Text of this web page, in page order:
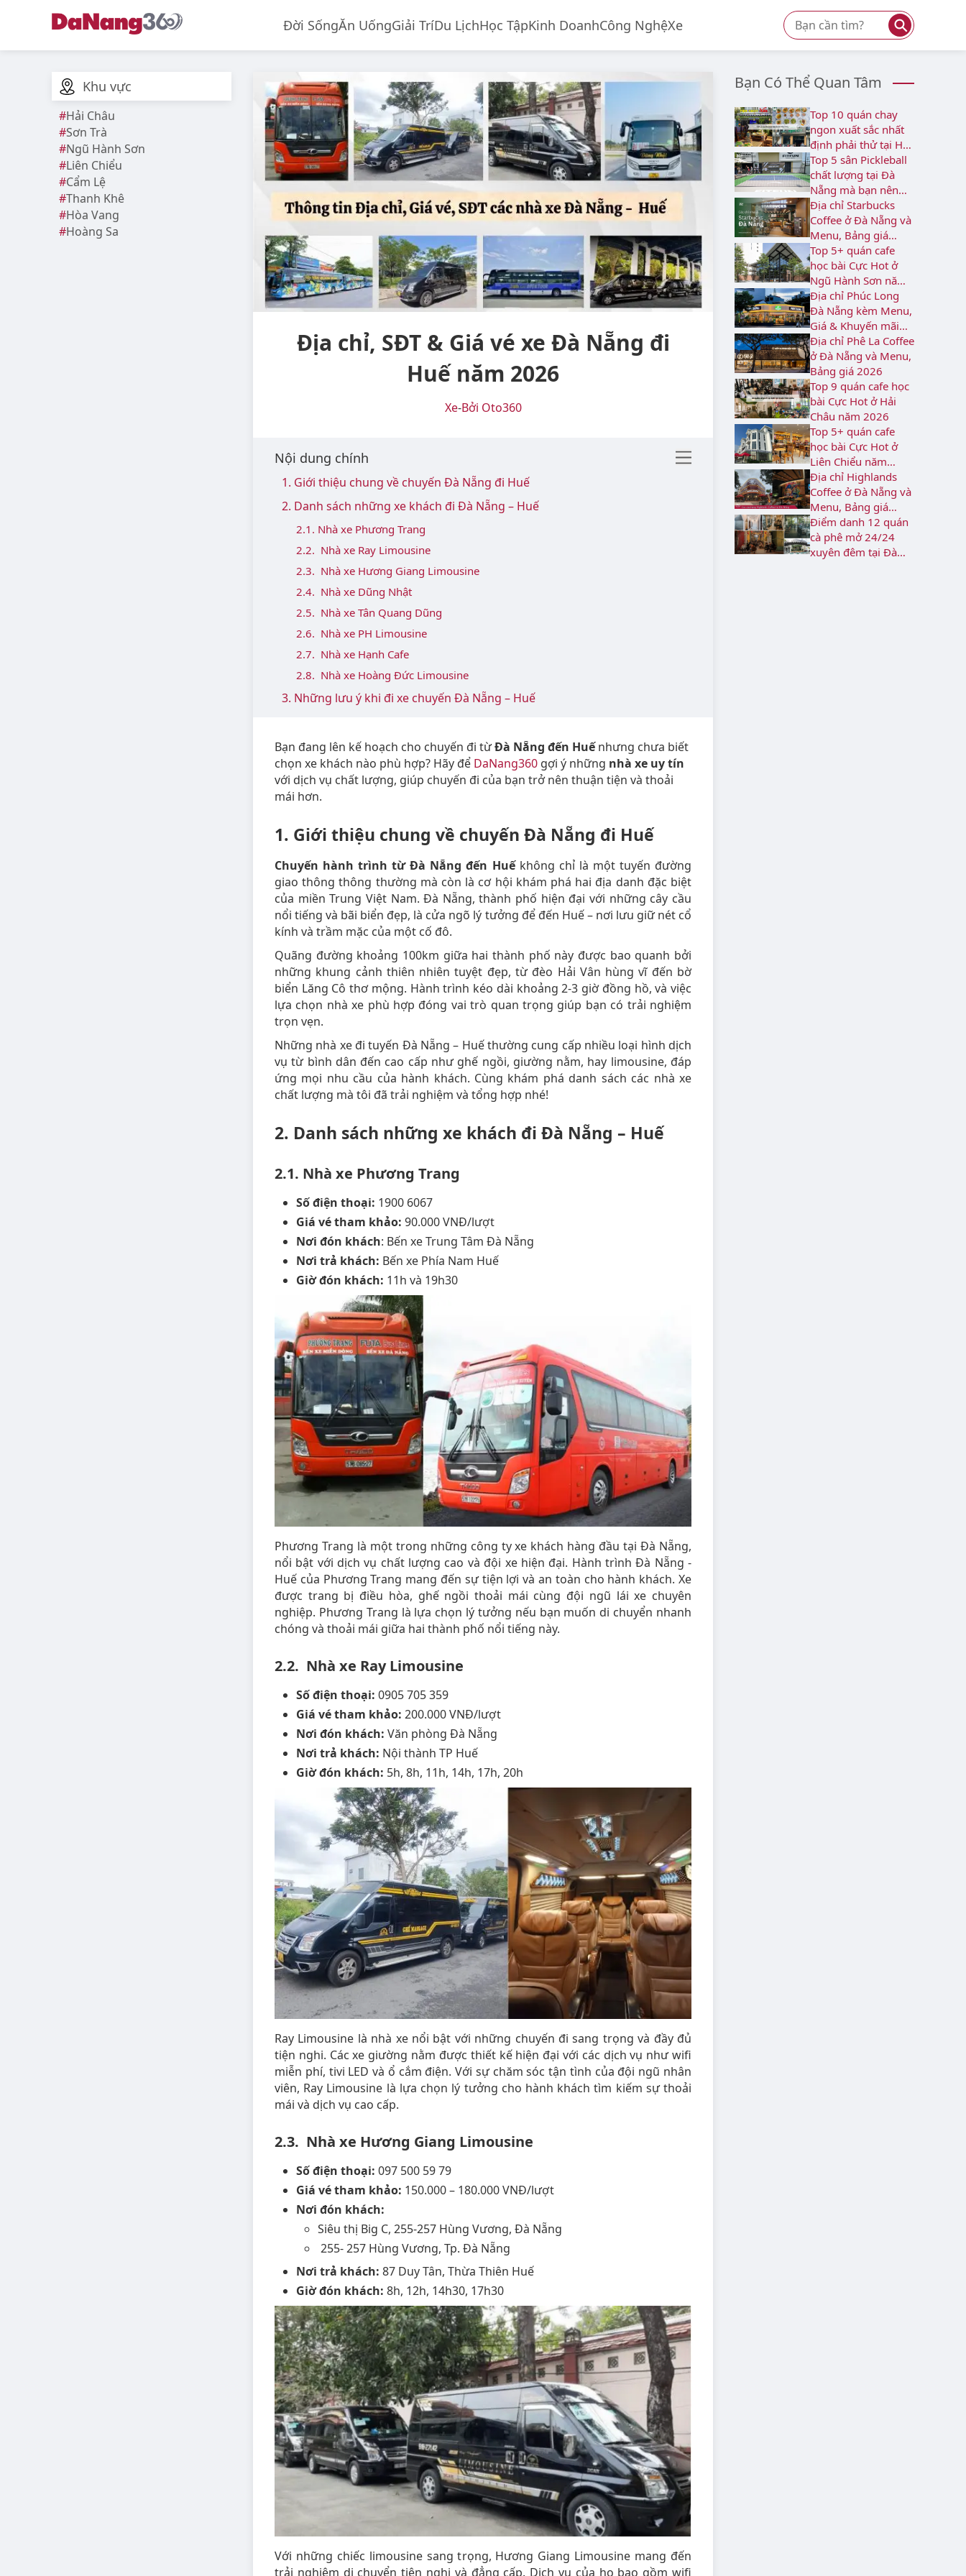
Đời SốngĂn UốngGiải TríDu LịchHọc TậpKinh DoanhCông NghệXe ⚲
Khu vực
Hải Châu
Sơn Trà
Ngũ Hành Sơn
Liên Chiểu
Cẩm Lệ
Thanh Khê
Hòa Vang
Hoàng Sa
Địa chỉ, SĐT & Giá vé xe Đà Nẵng đi
Huế năm 2026
Xe-Bởi Oto360
Nội dung chính
1. Giới thiệu chung về chuyến Đà Nẵng đi Huế
2. Danh sách những xe khách đi Đà Nẵng – Huế
2.1. Nhà xe Phương Trang
2.2. Nhà xe Ray Limousine
2.3. Nhà xe Hương Giang Limousine
2.4. Nhà xe Dũng Nhật
2.5. Nhà xe Tân Quang Dũng
2.6. Nhà xe PH Limousine
2.7. Nhà xe Hạnh Cafe
2.8. Nhà xe Hoàng Đức Limousine
3. Những lưu ý khi đi xe chuyến Đà Nẵng – Huế
Bạn đang lên kế hoạch cho chuyến đi từĐà Nẵng đến Huếnhưng chưa biết
chọn xe khách nào phù hợp? Hãy để DaNang360 gợi ý những nhà xe uy tín
với dịch vụ chất lượng, giúp chuyến đi của bạn trở nên thuận tiện và thoải
mái hơn.
1. Giới thiệu chung về chuyến Đà Nẵng đi Huế
Chuyến hành trình từ Đà Nẵng đến Huếkhông chỉ là một tuyến đường
giao thông thông thường mà còn là cơ hội khám phá hai địa danh đặc biệt
của miền Trung Việt Nam. Đà Nẵng, thành phố hiện đại với những cây cầu
nổi tiếng và bãi biển đẹp, là cửa ngõ lý tưởng để đến Huế – nơi lưu giữ nét cổ
kính và trầm mặc của một cố đô.
Quãng đường khoảng 100km giữa hai thành phố này được bao quanh bởi
những khung cảnh thiên nhiên tuyệt đẹp, từ đèo Hải Vân hùng vĩ đến bờ
biển Lăng Cô thơ mộng. Hành trình kéo dài khoảng 2-3 giờ đồng hồ, và việc
lựa chọn nhà xe phù hợp đóng vai trò quan trọng giúp bạn có trải nghiệm
trọn vẹn.
Những nhà xe đi tuyến Đà Nẵng – Huế thường cung cấp nhiều loại hình dịch
vụ từ bình dân đến cao cấp như ghế ngồi, giường nằm, hay limousine, đáp
ứng mọi nhu cầu của hành khách. Cùng khám phá danh sách các nhà xe
chất lượng mà tôi đã trải nghiệm và tổng hợp nhé!
2. Danh sách những xe khách đi Đà Nẵng – Huế
2.1. Nhà xe Phương Trang
Số điện thoại: 1900 6067
Giá vé tham khảo: 90.000 VNĐ/lượt
Nơi đón khách: Bến xe Trung Tâm Đà Nẵng
Nơi trả khách: Bến xe Phía Nam Huế
Giờ đón khách: 11h và 19h30
Phương Trang là một trong những công ty xe khách hàng đầu tại Đà Nẵng,
nổi bật với dịch vụ chất lượng cao và đội xe hiện đại. Hành trình Đà Nẵng -
Huế của Phương Trang mang đến sự tiện lợi và an toàn cho hành khách. Xe
được trang bị điều hòa, ghế ngồi thoải mái cùng đội ngũ lái xe chuyên
nghiệp. Phương Trang là lựa chọn lý tưởng nếu bạn muốn di chuyển nhanh
chóng và thoải mái giữa hai thành phố nổi tiếng này.
2.2. Nhà xe Ray Limousine
Số điện thoại: 0905 705 359
Giá vé tham khảo: 200.000 VNĐ/lượt
Nơi đón khách: Văn phòng Đà Nẵng
Nơi trả khách: Nội thành TP Huế
Giờ đón khách: 5h, 8h, 11h, 14h, 17h, 20h
Ray Limousine là nhà xe nổi bật với những chuyến đi sang trọng và đầy đủ
tiện nghi. Các xe giường nằm được thiết kế hiện đại với các dịch vụ như wifi
miễn phí, tivi LED và ổ cắm điện. Với sự chăm sóc tận tình của đội ngũ nhân
viên, Ray Limousine là lựa chọn lý tưởng cho hành khách tìm kiếm sự thoải
mái và dịch vụ cao cấp.
2.3. Nhà xe Hương Giang Limousine
Số điện thoại: 097 500 59 79
Giá vé tham khảo: 150.000 – 180.000 VNĐ/lượt
Nơi đón khách:
Siêu thị Big C, 255-257 Hùng Vương, Đà Nẵng
255- 257 Hùng Vương, Tp. Đà Nẵng
Nơi trả khách: 87 Duy Tân, Thừa Thiên Huế
Giờ đón khách: 8h, 12h, 14h30, 17h30
Với những chiếc limousine sang trọng, Hương Giang Limousine mang đến
trải nghiệm di chuyển tiện nghi và đẳng cấp. Dịch vụ của họ bao gồm wifi
Bạn Có Thể Quan Tâm
Top 10 quán chay
ngon xuất sắc nhất
định phải thử tại Hải
Châu
Top 5 sân Pickleball
chất lượng tại Đà
Nẵng mà bạn nên
biết
Địa chỉ Starbucks
Coffee ở Đà Nẵng và
Menu, Bảng giá
2026
Top 5+ quán cafe
học bài Cực Hot ở
Ngũ Hành Sơn năm
2026
Địa chỉ Phúc Long
Đà Nẵng kèm Menu,
Giá & Khuyến mãi
2026
Địa chỉ Phê La Coffee
ở Đà Nẵng và Menu,
Bảng giá 2026
Top 9 quán cafe học
bài Cực Hot ở Hải
Châu năm 2026
Top 5+ quán cafe
học bài Cực Hot ở
Liên Chiểu năm
2026
Địa chỉ Highlands
Coffee ở Đà Nẵng và
Menu, Bảng giá
2026
Điểm danh 12 quán
cà phê mở 24/24
xuyên đêm tại Đà